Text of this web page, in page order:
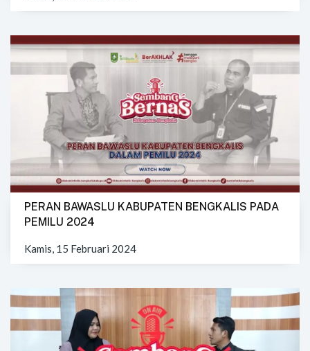
PERAN BAWASLU KABUPATEN BENGKALIS PADA
PEMILU 2024
Kamis, 15 Februari 2024